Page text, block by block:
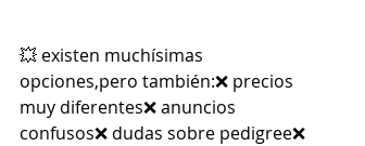
💥 existen muchísimas
opciones,pero también:❌ precios
muy diferentes❌ anuncios
confusos❌ dudas sobre pedigree❌